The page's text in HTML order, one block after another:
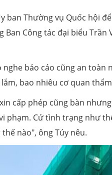
ban Thường vụ Quốc hội
Ban Công tác đại biểu
nghe báo cáo cũng an
bao nhiêu cơ quan
cấp phép cũng bàn
phạm. Cứ tình trạng như
nào", ông Túy nêu.